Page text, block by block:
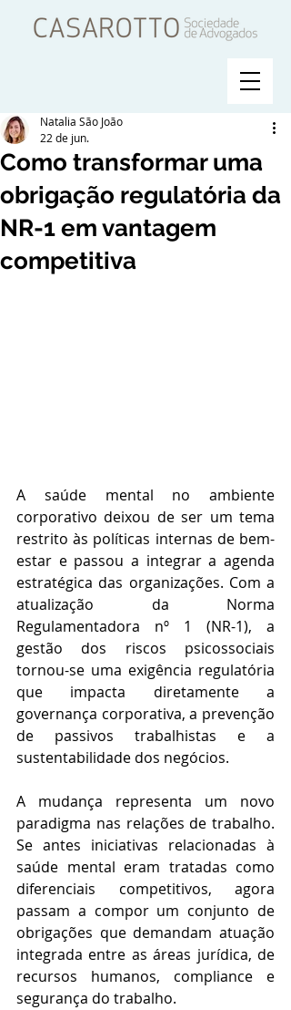
Como transformar uma
obrigação regulatória da
NR-1 em vantagem
competitiva
Natalia São João
22 de jun.
A saúde mental no ambiente
corporativo deixou de ser um tema
restrito às políticas internas de bem-
estar e passou a integrar a agenda
estratégica das organizações. Com a
atualização da Norma
Regulamentadora nº 1 (NR-1), a
gestão dos riscos psicossociais
tornou-se uma exigência regulatória
que impacta diretamente a
governança corporativa, a prevenção
de passivos trabalhistas e a
sustentabilidade dos negócios.
A mudança representa um novo
paradigma nas relações de trabalho.
Se antes iniciativas relacionadas à
saúde mental eram tratadas como
diferenciais competitivos, agora
passam a compor um conjunto de
obrigações que demandam atuação
integrada entre as áreas jurídica, de
recursos humanos, compliance e
segurança do trabalho.